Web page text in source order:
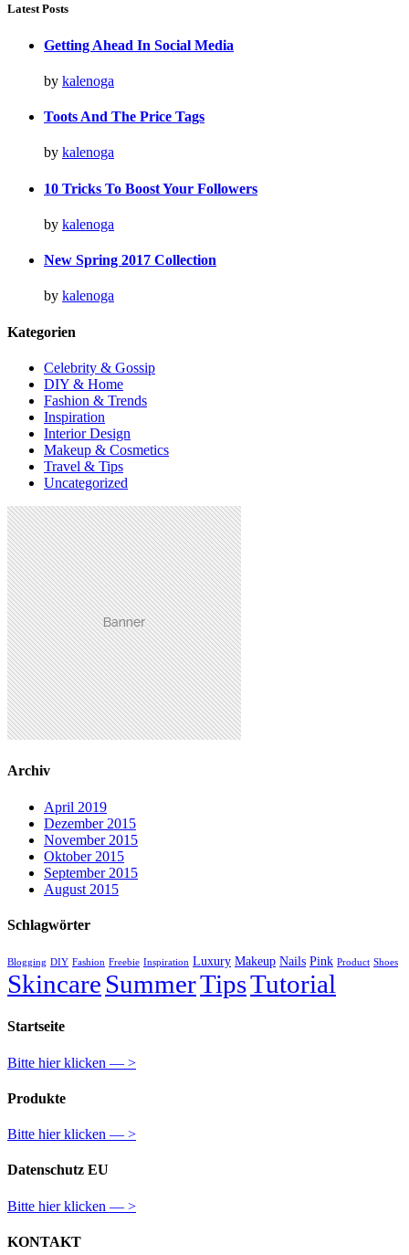
Latest Posts
Getting Ahead In Social Media
by kalenoga
Toots And The Price Tags
by kalenoga
10 Tricks To Boost Your Followers
by kalenoga
New Spring 2017 Collection
by kalenoga
Kategorien
Celebrity & Gossip
DIY & Home
Fashion & Trends
Inspiration
Interior Design
Makeup & Cosmetics
Travel & Tips
Uncategorized
Archiv
April 2019
Dezember 2015
November 2015
Oktober 2015
September 2015
August 2015
Schlagwörter
Blogging DIY Fashion Freebie Inspiration Luxury Makeup Nails Pink Product Shoes
Skincare SummerTipsTutorial
Startseite
Bitte hier klicken — >
Produkte
Bitte hier klicken — >
Datenschutz EU
Bitte hier klicken — >
KONTAKT